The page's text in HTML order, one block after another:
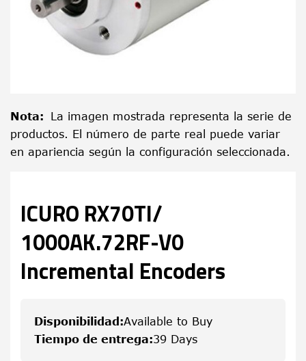
Nota: La imagen mostrada representa la serie de
productos. El número de parte real puede variar
en apariencia según la configuración seleccionada.
ICURO RX70TI/
1000AK.72RF-V0
Incremental Encoders
Disponibilidad :Available to Buy
Tiempo de entrega:39 Days